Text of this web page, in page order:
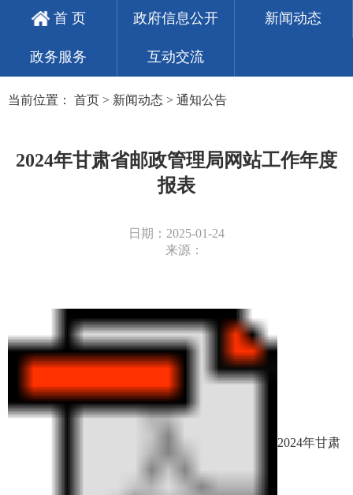
首 页 政府信息公开 新闻动态
政务服务 互动交流
当前位置： 首页 > 新闻动态 > 通知公告
2024年甘肃省邮政管理局网站工作年度
报表
日期：2025-01-24
来源：
2024年甘肃